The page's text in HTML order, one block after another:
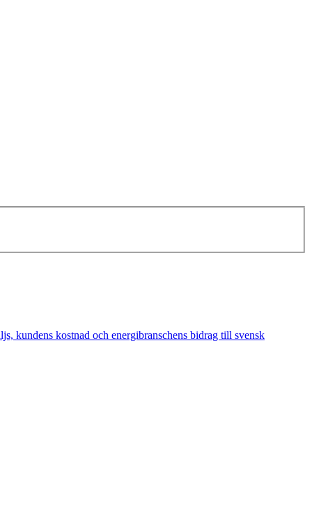
kundens kostnad och energibranschens bidrag till svensk